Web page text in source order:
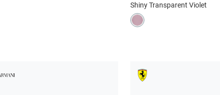
Shiny Transparent Violet